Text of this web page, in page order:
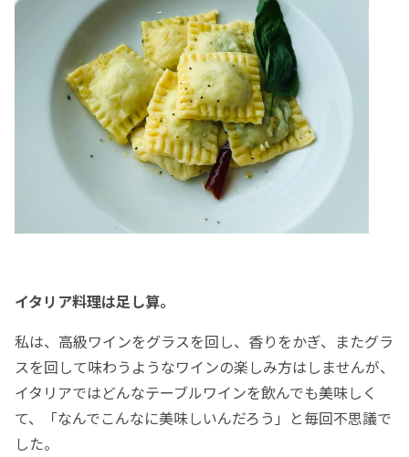
イタリア料理は足し算。
私は、高級ワインをグラスを回し、香りをかぎ、またグラ
スを回して味わうようなワインの楽しみ方はしませんが、
イタリアではどんなテーブルワインを飲んでも美味しく
て、「なんでこんなに美味しいんだろう」と毎回不思議で
した。